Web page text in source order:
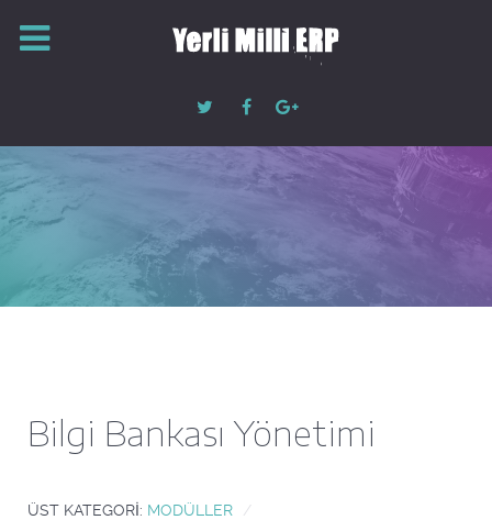
Bilgi Bankası Yönetimi
ÜST KATEGORI: MODÜLLER